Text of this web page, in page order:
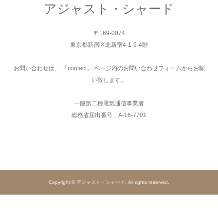
アジャスト・シャード
〒169-0074
東京都新宿区北新宿4-1-9-4階
お問い合わせは、 「contact」 ページ内のお問い合わせフォームからお願
い致します。
一般第二種電気通信事業者
総務省届出番号 A-16-7701
Copyright © アジャスト・シャード. All rights reserved.